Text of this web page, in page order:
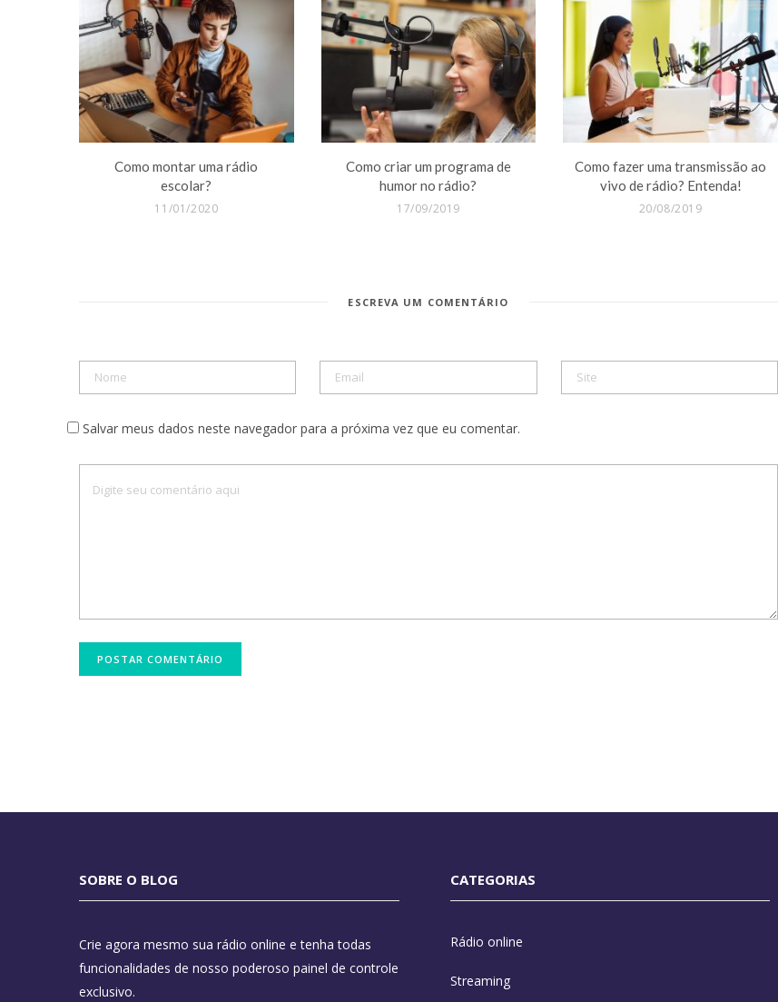
Como montar uma rádio
escolar?
11/01/2020
Como criar um programa de
humor no rádio?
17/09/2019
Como fazer uma transmissão ao
vivo de rádio? Entenda!
20/08/2019
ESCREVA UM COMENTÁRIO
Salvar meus dados neste navegador para a próxima vez que eu comentar.
SOBRE O BLOG
Crie agora mesmo sua rádio online e tenha todas
funcionalidades de nosso poderoso painel de controle
exclusivo.
CATEGORIAS
Rádio online
Streaming